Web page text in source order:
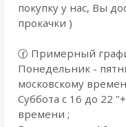
покупку у нас, Вы
прокачки )
🕜 Примерный
Понедельник -
московскому
Суббота с 16 до 22
времени ;